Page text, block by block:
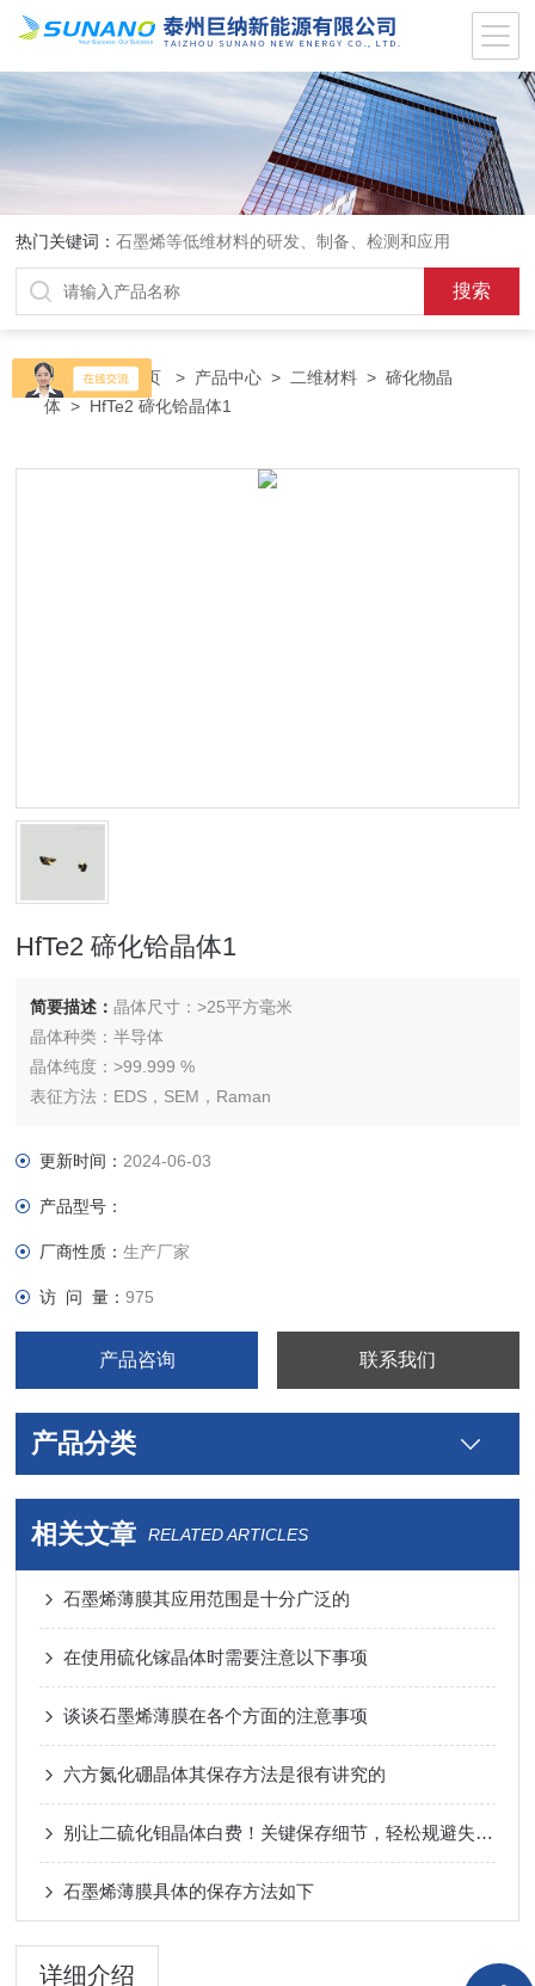
热门关键词：石墨烯等低维材料的研发、制备、检测和应用
当前位置：首页 > 产品中心 > 二维材料 >碲化物晶
体 > HfTe2 碲化铪晶体1
HfTe2 碲化铪晶体1
简要描述：晶体尺寸：>25平方毫米
晶体种类：半导体
晶体纯度：>99.999 %
表征方法：EDS，SEM，Raman
更新时间： 2024-06-03
产品型号：
厂商性质：生产厂家
访 问 量：975
产品咨询 联系我们
产品分类
相关文章 RELATED ARTICLES
石墨烯薄膜其应用范围是十分广泛的
在使用硫化镓晶体时需要注意以下事项
谈谈石墨烯薄膜在各个方面的注意事项
六方氮化硼晶体其保存方法是很有讲究的
别让二硫化钼晶体白费！关键保存细节，轻松规避失效风险
石墨烯薄膜具体的保存方法如下
详细介绍